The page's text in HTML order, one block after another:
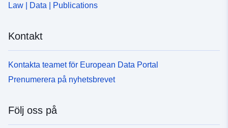
Law | Data | Publications
Kontakt
Kontakta teamet för European Data Portal
Prenumerera på nyhetsbrevet
Följ oss på